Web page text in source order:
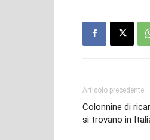
Articolo precedente
Colonnine di
si trovano in